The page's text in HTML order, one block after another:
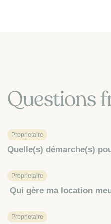
Questions
Proprietaire
Quelle(s) démarche(s)
Proprietaire
Qui gère ma location
Proprietaire